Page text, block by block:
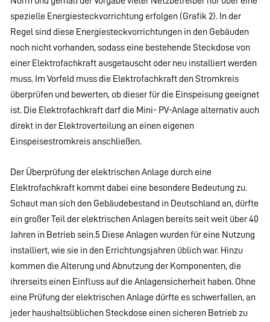
spezielle Energiesteckvorrichtung erfolgen (Grafik 2). In der
Regel sind diese Energiesteckvorrichtungen in den Gebäuden
noch nicht vorhanden, sodass eine bestehende Steckdose von
einer Elektrofachkraft ausgetauscht oder neu installiert werden
muss. Im Vorfeld muss die Elektrofachkraft den Stromkreis
überprüfen und bewerten, ob dieser für die Einspeisung geeignet
ist. Die Elektrofachkraft darf die Mini- PV-Anlage alternativ auch
direkt in der Elektroverteilung an einen eigenen
Einspeisestromkreis anschließen.
Der Überprüfung der elektrischen Anlage durch eine
Elektrofachkraft kommt dabei eine besondere Bedeutung zu.
Schaut man sich den Gebäudebestand in Deutschland an, dürfte
ein großer Teil der elektrischen Anlagen bereits seit weit über 40
Jahren in Betrieb sein.5 Diese Anlagen wurden für eine Nutzung
installiert, wie sie in den Errichtungsjahren üblich war. Hinzu
kommen die Alterung und Abnutzung der Komponenten, die
ihrerseits einen Einfluss auf die Anlagensicherheit haben. Ohne
eine Prüfung der elektrischen Anlage dürfte es schwerfallen, an
jeder haushaltsüblichen Steckdose einen sicheren Betrieb zu